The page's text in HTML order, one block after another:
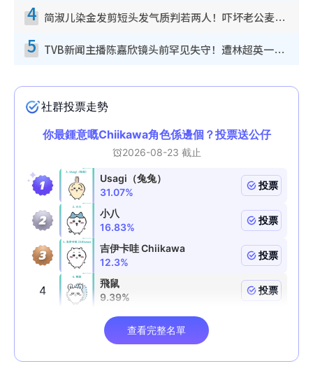
4 简淑儿染金发剪短头发气质判若两人！吓坏老公麦大力都认不出：“你做什么？”
5 TVB新闻主播陈嘉欣镜头前罕见失守！遭林超英一句话突袭吓坏当场大笑